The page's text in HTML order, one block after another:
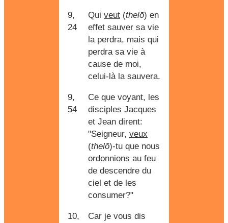
9,
24
Qui veut (thelō) en
effet sauver sa vie
la perdra, mais qui
perdra sa vie à
cause de moi,
celui-là la sauvera.
9,
54
Ce que voyant, les
disciples Jacques
et Jean dirent:
"Seigneur, veux
(thelō)-tu que nous
ordonnions au feu
de descendre du
ciel et de les
consumer?"
10,
Car je vous dis